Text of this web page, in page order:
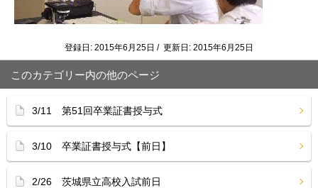
登録日: 2015年6月25日 / 更新日: 2015年6月25日
このカテゴリー内の他のページ
3/11 第51回卒業証書授与式
3/10 卒業証書授与式【前日】
2/26 茨城県立高校入試前日